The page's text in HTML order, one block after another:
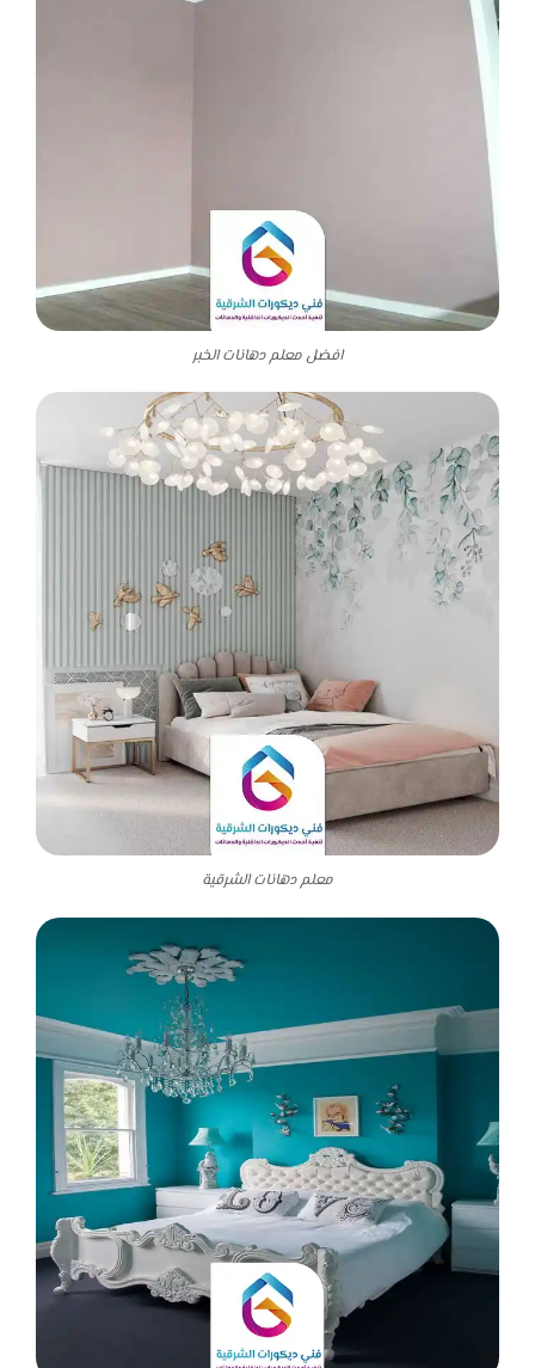
افضل معلم دهانات الخبر
معلم دهانات الشرقية